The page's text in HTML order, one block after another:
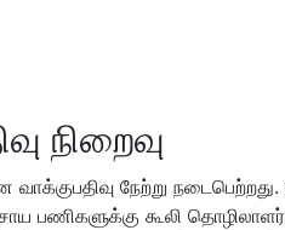
நிறைவு
நேற்று
பணிகளுக்கு கூலி